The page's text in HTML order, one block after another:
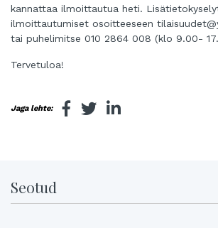
kannattaa ilmoittautua heti.
ilmoittautumiset osoitteeseen
tai puhelimitse 010 2864 008 (klo 9.00-
Tervetuloa!
Jaga lehte:
Seotud